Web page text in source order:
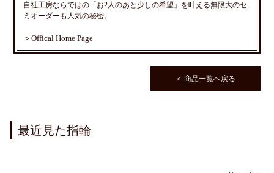
自社工房ならではの「お2人のあと少しの希望」を叶える無限大のセ
ミオーダーも人気の秘密。
＞Offical Home Page
＜ 商品一覧へ戻る
最近見た指輪